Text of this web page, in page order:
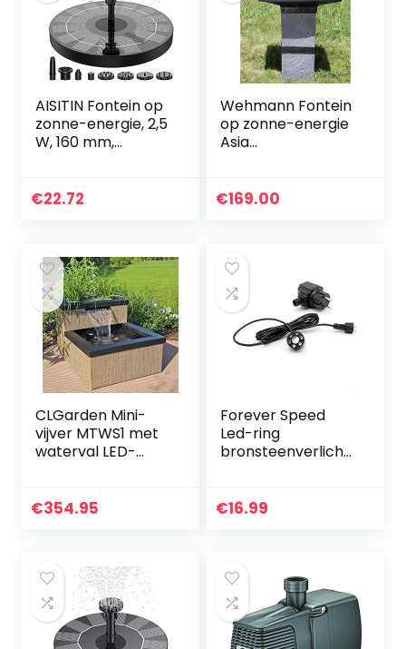
AISITIN Fontein op
zonne-energie, 2,5
W, 160 mm,
waterpomp,
€22.72
Wehmann Fontein
op zonne-energie
Asia
complete set voor
€169.00
CLGarden Mini-
vijver MTWS1 met
waterval LED-
tuin balkon terras
€354.95
Forever Speed
Led-ring
bronsteenverlichti
,waterfontein,
€16.99